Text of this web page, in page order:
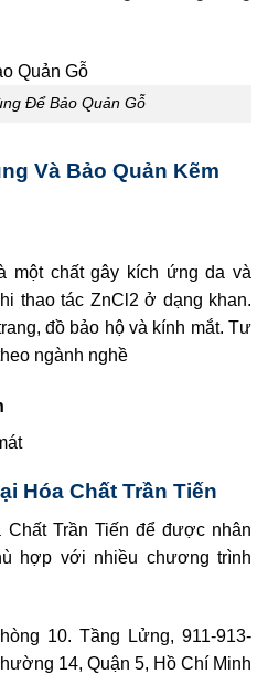
Để Bảo Quản Gỗ
Và Bảo Quản Kẽm
một chất gây kích ứng da và
thao tác ZnCl2 ở dạng khan.
đồ bảo hộ và kính mắt. Tư
ngành nghề
Hóa Chất Trần Tiến
Trần Tiến để được nhân
hợp với nhiều chương trình
10. Tầng Lửng, 911-913-
14, Quận 5, Hồ Chí Minh